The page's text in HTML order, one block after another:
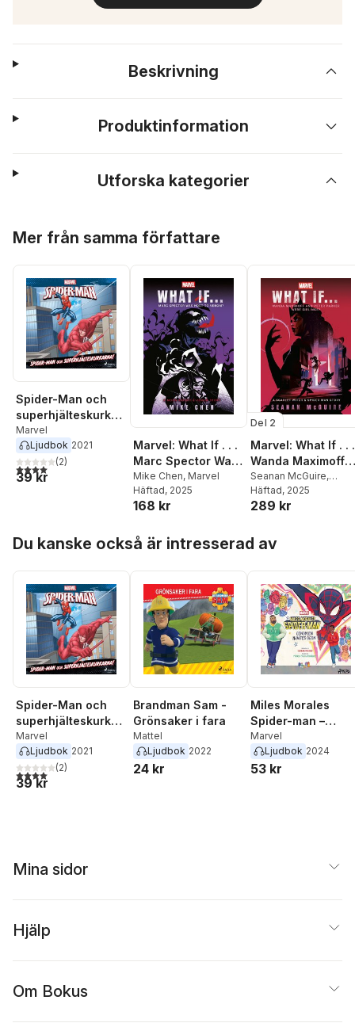
Beskrivning
Produktinformation
Utforska kategorier
Mer från samma författare
Spider-Man och
superhjälteskurkar
na!
Marvel
Ljudbok 2021
4,0utav 5 stjärnor. Totalt antal röster:
(2)
39 kr
Marvel: What If . . .
Marc Spector Was
Host to Venom? (a
Moon Knight &
Venom Story)
Mike Chen, Marvel
Häftad, 2025
168 kr
Del 2
Marvel: What If . . .
Wanda Maximoff
and Peter Parker
Were Siblings? (a
Scarlet Witch &
Seanan McGuire,
Marvel
Häftad, 2025
289 kr
Du kanske också är intresserad av
Spider-Man och
superhjälteskurkar
na!
Marvel
Ljudbok 2021
4,0utav 5 stjärnor. Totalt antal röster:
(2)
39 kr
Brandman Sam -
Grönsaker i fara
Mattel
Ljudbok 2022
24 kr
Miles Morales
Spider-man –
Genom en hjältes
ögon
Marvel
Ljudbok 2024
53 kr
Mina sidor
Hjälp
Om Bokus